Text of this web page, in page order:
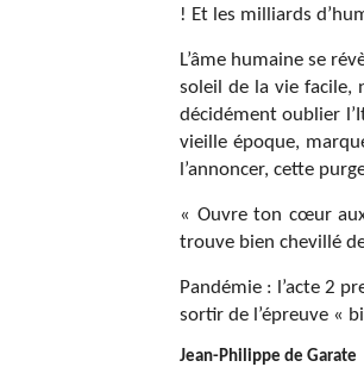
! Et les milliards
L’âme humaine se
soleil de la vie facile,
décidément oublier
vieille époque,
l’annoncer, cette
« Ouvre ton cœur
trouve bien chevillé
Pandémie : l’acte 2
sortir de l’épreuve «
Jean-Philippe de Garate